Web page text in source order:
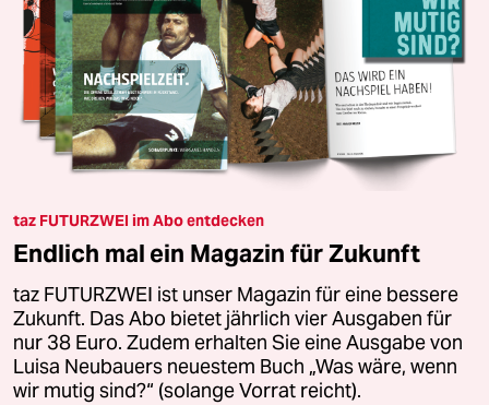
taz FUTURZWEI im Abo entdecken
Endlich mal ein Magazin für Zukunft
taz FUTURZWEI ist unser Magazin für eine bessere
Zukunft. Das Abo bietet jährlich vier Ausgaben für
nur 38 Euro. Zudem erhalten Sie eine Ausgabe von
Luisa Neubauers neuestem Buch „Was wäre, wenn
wir mutig sind?“ (solange Vorrat reicht).